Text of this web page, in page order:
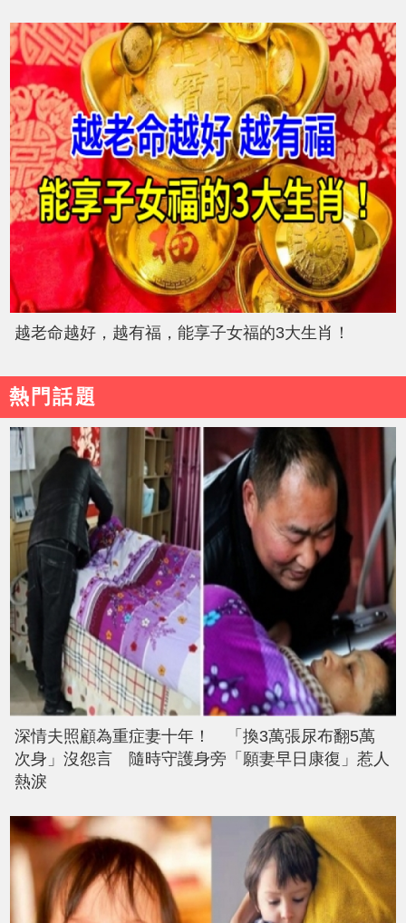
越老命越好，越有福，能享子女福的3大生肖！
熱門話題
深情夫照顧為重症妻十年！ 「換3萬張尿布翻5萬
次身」沒怨言 隨時守護身旁「願妻早日康復」惹人
熱淚